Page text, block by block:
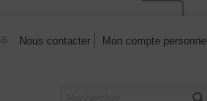
Nous contacter Mon compte personnel